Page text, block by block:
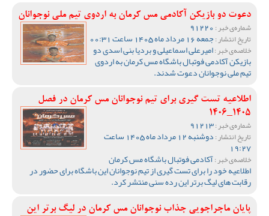
دعوت دو بازیکن آکادمی مس کرمان به اردوی تیم ملی نوجوانان
شماره‌ی خبر :
تاریخ انتشار :جمعه 16 مرداد ماه 1405 ساعت 00:31
خلاصه‌ی خبر :امیرعلی اسماعیلی و بردیا بنی اسدی دو
بازیکن آکادمی فوتبال باشگاه مس کرمان به اردوی
تیم ملی نوجوانان دعوت شدند.
اطلاعیه تست گیری برای تیم نوجوانان مس کرمان در فصل
1405_1406
شماره‌ی خبر :
تاریخ انتشار : دوشنبه 12 مرداد ماه 1405 ساعت
19:27
خلاصه‌ی خبر :آکادمی فوتبال باشگاه مس کرمان
اطلاعیه خود را برای تست گیری از تیم نوجوانان این باشگاه برای حضور در
رقابت های لیگ برتر این رده سنی منتشر کرد.
پایان ماجراجویی جذاب نوجوانان مس کرمان در لیگ برتر این